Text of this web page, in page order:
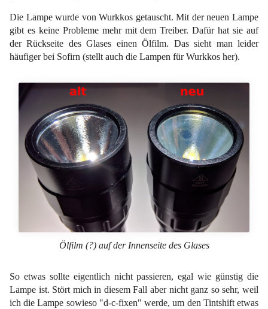
Die Lampe wurde von Wurkkos getauscht. Mit der neuen Lampe
gibt es keine Probleme mehr mit dem Treiber. Dafür hat sie auf
der Rückseite des Glases einen Ölfilm. Das sieht man leider
häufiger bei Sofirn (stellt auch die Lampen für Wurkkos her).
Ölfilm (?) auf der Innenseite des Glases
So etwas sollte eigentlich nicht passieren, egal wie günstig die
Lampe ist. Stört mich in diesem Fall aber nicht ganz so sehr, weil
ich die Lampe sowieso "d-c-fixen" werde, um den Tintshift etwas